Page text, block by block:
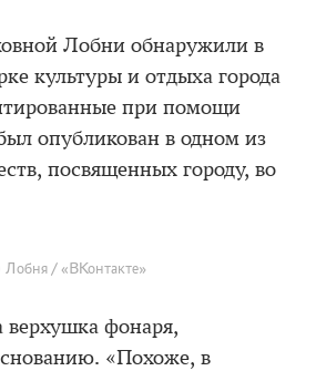
Лобни обнаружили в
культуры и отдыха города
при помощи
опубликован в одном из
посвященных городу, во
/ «ВКонтакте»
фонаря,
«Похоже, в